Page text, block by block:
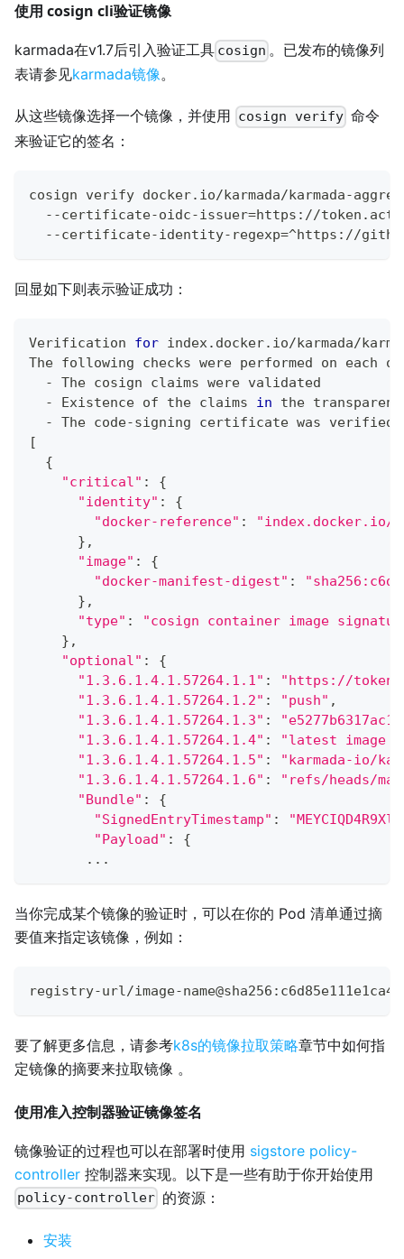
使用 cosign cli验证镜像
karmada在v1.7后引入验证工具 cosign 。已发布的镜像列
表请参见karmada镜像。
从这些镜像选择一个镜像，并使用 cosign verify 命令
来验证它的签名：
cosign verify docker.io/karmada/karmada-
  --certificate-oidc-issuer
=https://
  --certificate-identity-regexp
=^https://
回显如下则表示验证成功：
Verification for index.docker.io/karmada/
The following checks were performed on each
  - The cosign claims were validated
  - Existence of the claims
in the
- The code-signing certificate was
[
{
"critical" :
{
"identity" :
{
"docker-reference" :
"index.docker.io/
} ,
"image" :
{
"docker-manifest-digest" :
} ,
"type" :
"cosign container image
} ,
"optional" :
{
"1.3.6.1.4.1.57264.1.1" :
"https://
"1.3.6.1.4.1.57264.1.2" : "push" ,
"1.3.6.1.4.1.57264.1.3" :
"1.3.6.1.4.1.57264.1.4" :
"latest image
"1.3.6.1.4.1.57264.1.5" :
"karmada-io/
"1.3.6.1.4.1.57264.1.6" :
"refs/heads/
"Bundle" :
{
"SignedEntryTimestamp" :
"Payload" :
{
.. .
当你完成某个镜像的验证时，可以在你的 Pod 清单通过摘
要值来指定该镜像，例如：
registry-url/image-
要了解更多信息，请参考k8s的镜像拉取策略章节中如何指
定镜像的摘要来拉取镜像 。
使用准入控制器验证镜像签名
镜像验证的过程也可以在部署时使用 sigstore policy-
controller 控制器来实现。以下是一些有助于你开始使用
policy-controller 的资源：
安装